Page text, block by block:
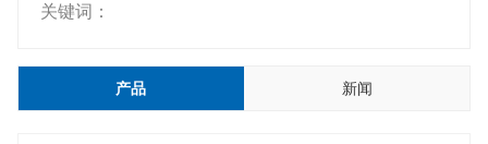
关键词：
产品 新闻